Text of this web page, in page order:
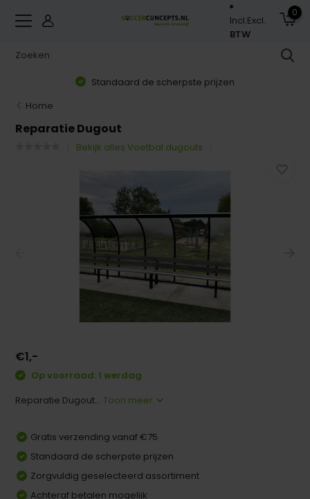
Incl.Excl.
BTW
0
Standaard de scherpste prijzen
Home
Reparatie Dugout
Bekijk alles Voetbal dugouts
€1,-
Op voorraad: 1 werdag
Reparatie Dugout...Toon meer
Gratis verzending vanaf €75
Standaard de scherpste prijzen
Zorgvuldig geselecteerd assortiment
Achteraf betalen mogelijk